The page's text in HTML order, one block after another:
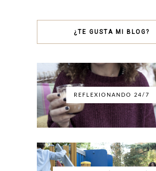
¿TE GUSTA MI BLOG?
REFLEXIONANDO 24/7